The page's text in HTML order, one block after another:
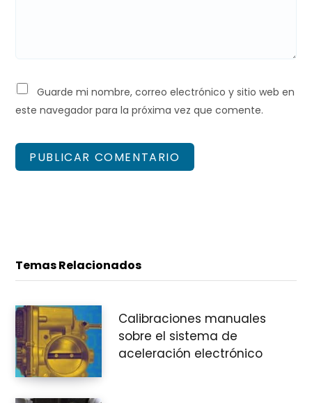
Guarde mi nombre, correo electrónico y sitio web en
este navegador para la próxima vez que comente.
Temas Relacionados
Calibraciones manuales
sobre el sistema de
aceleración electrónico